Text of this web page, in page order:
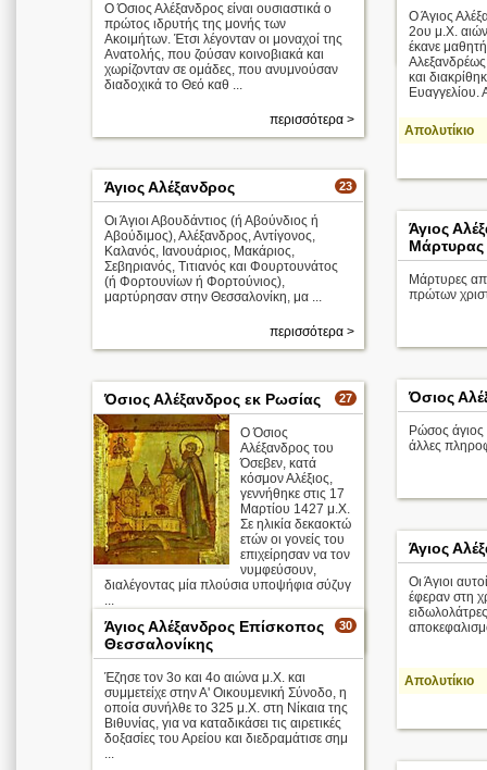
Ο Άγιος
2ου μ.Χ.
έκανε
και
Ευαγγελίου.
Απολυτίκιο
Ο Όσιος Αλέξανδρος είναι ουσιαστικά ο
πρώτος ιδρυτής της μονής των
Ακοιμήτων. Έτσι λέγονταν οι μοναχοί της
Ανατολής, που ζούσαν κοινοβιακά και
χωρίζονταν σε ομάδες, που ανυμνούσαν
διαδοχικά το Θεό καθ ...
περισσότερα >
23
Άγιος Αλέξανδρος
Οι Άγιοι Αβουδάντιος (ή Αβούνδιος ή
Αβούδιμος), Αλέξανδρος, Αντίγονος,
Καλανός, Ιανουάριος, Μακάριος,
Σεβηριανός, Τιτιανός και Φουρτουνάτος
(ή Φορτουνίων ή Φορτούνιος),
μαρτύρησαν στην Θεσσαλονίκη, μα ...
περισσότερα >
Άγιος
Μάρτυρας
Μάρτυρες
πρώτων
Όσιος
Ρώσος άγιος
άλλες
27
Όσιος Αλέξανδρος εκ Ρωσίας
Ο Όσιος
Αλέξανδρος του
Όσεβεν, κατά
κόσμον Αλέξιος,
γεννήθηκε στις 17
Μαρτίου 1427 μ.Χ.
Σε ηλικία δεκαοκτώ
ετών οι γονείς του
επιχείρησαν να τον
νυμφεύσουν,
διαλέγοντας μία πλούσια υποψήφια σύζυγ
...
περισσότερα >
Άγιος
Οι Άγιοι
έφεραν στη
Απολυτίκιο
30
Άγιος Αλέξανδρος Επίσκοπος
Θεσσαλονίκης
Έζησε τον 3ο και 4ο αιώνα μ.Χ. και
συμμετείχε στην Α' Οικουμενική Σύνοδο, η
οποία συνήλθε το 325 μ.Χ. στη Νίκαια της
Βιθυνίας, για να καταδικάσει τις αιρετικές
δοξασίες του Αρείου και διεδραμάτισε σημ
...